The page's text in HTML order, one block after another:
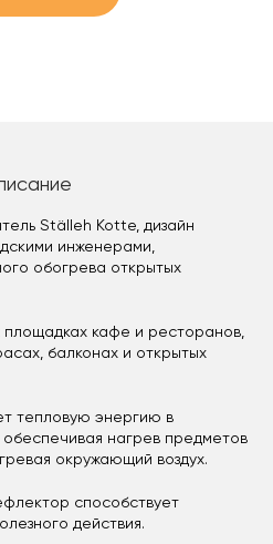
Ställeh Kotte, дизайн
инженерами,
обогрева открытых
кафе и ресторанов,
балконах и открытых
тепловую энергию в
нагрев предметов
окружающий воздух.
способствует
действия.